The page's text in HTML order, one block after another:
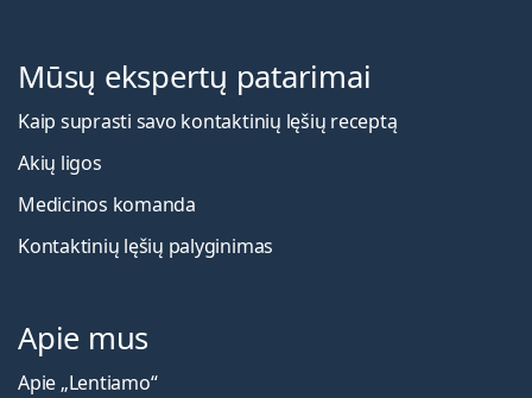
Mūsų ekspertų patarimai
Kaip suprasti savo kontaktinių lęšių receptą
Akių ligos
Medicinos komanda
Kontaktinių lęšių palyginimas
Apie mus
Apie „Lentiamo“